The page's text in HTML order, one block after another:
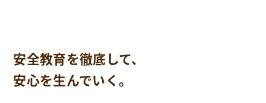
安全教育を徹底して、
安心を生んでいく。